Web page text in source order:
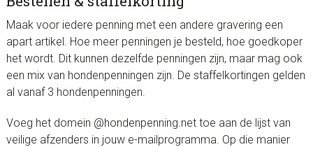
Maak voor iedere penning met een andere gravering een
apart artikel. Hoe meer penningen je besteld, hoe goedkoper
het wordt. Dit kunnen dezelfde penningen zijn, maar mag ook
een mix van hondenpenningen zijn. De staffelkortingen gelden
al vanaf 3 hondenpenningen.
Voeg het domein @hondenpenning.net toe aan de lijst van
veilige afzenders in jouw e-mailprogramma. Op die manier